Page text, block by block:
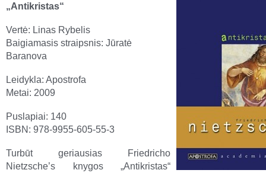
„Antikristas“
Vertė: Linas Rybelis
Baigiamasis straipsnis: Jūratė
Baranova
Leidykla: Apostrofa
Metai: 2009
Puslapiai: 140
ISBN: 978-9955-605-55-3
Turbūt geriausias Friedricho
Nietzsche’s knygos „Antikristas“